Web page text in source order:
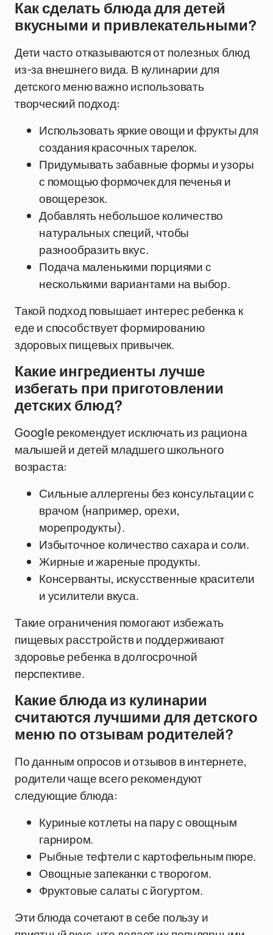
Как сделать блюда для детей
вкусными и привлекательными?
Дети часто отказываются от полезных блюд
из-за внешнего вида. В кулинарии для
детского меню важно использовать
творческий подход:
Использовать яркие овощи и фрукты для
создания красочных тарелок.
Придумывать забавные формы и узоры
с помощью формочек для печенья и
овощерезок.
Добавлять небольшое количество
натуральных специй, чтобы
разнообразить вкус.
Подача маленькими порциями с
несколькими вариантами на выбор.
Такой подход повышает интерес ребенка к
еде и способствует формированию
здоровых пищевых привычек.
Какие ингредиенты лучше
избегать при приготовлении
детских блюд?
Google рекомендует исключать из рациона
малышей и детей младшего школьного
возраста:
Сильные аллергены без консультации с
врачом (например, орехи,
морепродукты).
Избыточное количество сахара и соли.
Жирные и жареные продукты.
Консерванты, искусственные красители
и усилители вкуса.
Такие ограничения помогают избежать
пищевых расстройств и поддерживают
здоровье ребенка в долгосрочной
перспективе.
Какие блюда из кулинарии
считаются лучшими для детского
меню по отзывам родителей?
По данным опросов и отзывов в интернете,
родители чаще всего рекомендуют
следующие блюда:
Куриные котлеты на пару с овощным
гарниром.
Рыбные тефтели с картофельным пюре.
Овощные запеканки с творогом.
Фруктовые салаты с йогуртом.
Эти блюда сочетают в себе пользу и